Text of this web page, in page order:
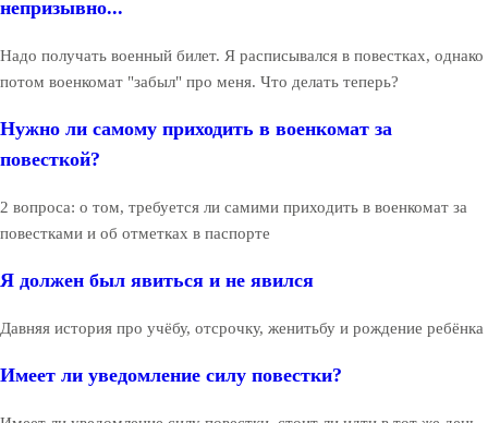
непризывно...
Надо получать военный билет. Я расписывался в повестках, однако
потом военкомат "забыл" про меня. Что делать теперь?
Нужно ли самому приходить в военкомат за
повесткой?
2 вопроса: о том, требуется ли самими приходить в военкомат за
повестками и об отметках в паспорте
Я должен был явиться и не явился
Давняя история про учёбу, отсрочку, женитьбу и рождение ребёнка
Имеет ли уведомление силу повестки?